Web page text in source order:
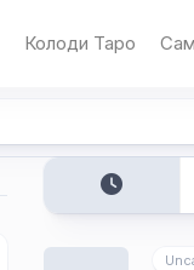
Колоди Таро